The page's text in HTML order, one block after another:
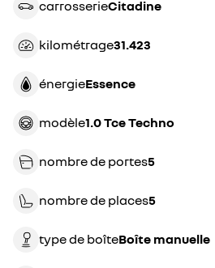
carrosserie citadine
kilométrage 31.423
énergie Essence
modèle 1.0 Tce Techno
nombre de portes5
nombre de places5
type de boîte boîte manuelle